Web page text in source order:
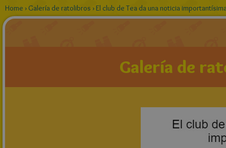
Home › Galería de ratolibros ›El club de Tea da una noticia
Galería de